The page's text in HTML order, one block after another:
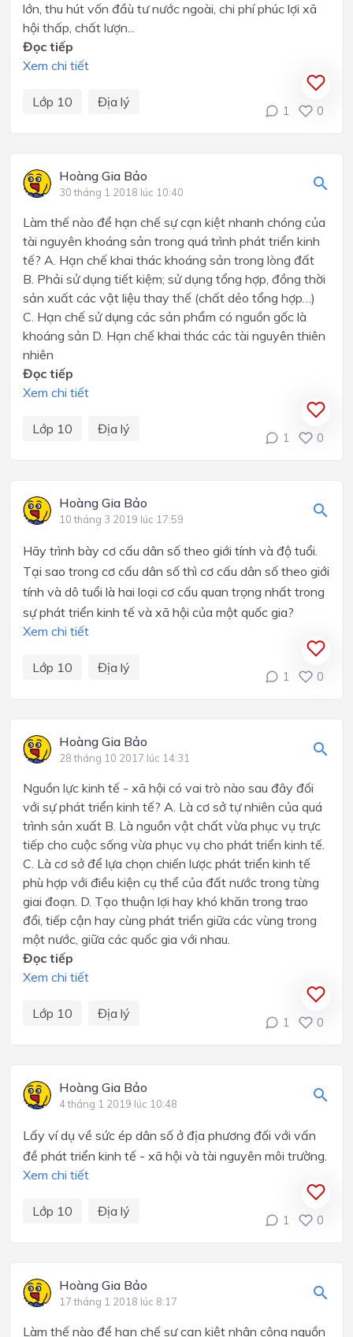
lớn, thu hút vốn đầù tư nước ngoài, chi phí phúc lợi xã
hội thấp, chất lượn...
Đọc tiếp
Xem chi tiết
Lớp 10 Địa lý
1 0
Hoàng Gia Bảo
30 tháng 1 2018 lúc 10:40
Làm thế nào để hạn chế sự cạn kiệt nhanh chóng của
tài nguyên khoáng sản trong quá trình phát triển kinh
tế? A. Hạn chế khai thác khoáng sản trong lòng đất
B. Phải sử dụng tiết kiệm; sử dụng tổng hợp, đồng thời
sản xuất các vật liệu thay thế (chất dẻo tổng hợp…)
C. Hạn chế sử dụng các sản phẩm có nguồn gốc là
khoáng sản D. Hạn chế khai thác các tài nguyên thiên
nhiên
Đọc tiếp
Xem chi tiết
Lớp 10 Địa lý
1 0
Hoàng Gia Bảo
10 tháng 3 2019 lúc 17:59
Hãy trình bày cơ cấu dân số theo giới tính và độ tuổi.
Tại sao trong cơ cấu dân số thì cơ cấu dân số theo giới
tính và dô tuổi là hai loại cơ cấu quan trọng nhất trong
sự phát triển kinh tế và xã hội của một quốc gia?
Xem chi tiết
Lớp 10 Địa lý
1 0
Hoàng Gia Bảo
28 tháng 10 2017 lúc 14:31
Nguồn lực kinh tế - xã hội có vai trò nào sau đây đối
với sự phát triển kinh tế? A. Là cơ sở tự nhiên của quá
trình sản xuất B. Là nguồn vật chất vừa phục vụ trực
tiếp cho cuộc sống vừa phục vụ cho phát triển kinh tế.
C. Là cơ sở để lựa chọn chiến lược phát triển kinh tế
phù hợp với điều kiện cụ thể của đất nước trong từng
giai đoạn. D. Tạo thuận lợi hay khó khăn trong trao
đổi, tiếp cận hay cùng phát triển giữa các vùng trong
một nước, giữa các quốc gia với nhau.
Đọc tiếp
Xem chi tiết
Lớp 10 Địa lý
1 0
Hoàng Gia Bảo
4 tháng 1 2019 lúc 10:48
Lấy ví dụ về sức ép dân số ở địa phương đối với vấn
đề phát triển kinh tế - xã hội và tài nguyên môi trường.
Xem chi tiết
Lớp 10 Địa lý
1 0
Hoàng Gia Bảo
17 tháng 1 2018 lúc 8:17
Làm thế nào để hạn chế sự cạn kiệt nhân công nguồn